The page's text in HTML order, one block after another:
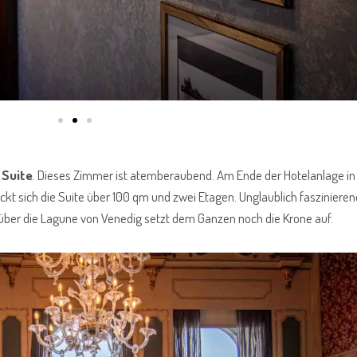
. Dieses Zimmer ist atemberaubend. Am Ende der Hotelanlage
sich die Suite über 100 qm und zwei Etagen. Unglaublich
die Lagune von Venedig setzt dem Ganzen noch die Krone auf.